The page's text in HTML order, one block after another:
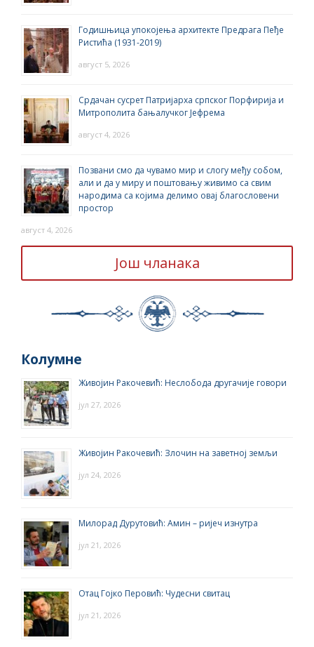
Годишњица упокојења архитекте Предрага Пеђе
Ристића (1931-2019)
август 5, 2026
Срдачан сусрет Патријарха српског Порфирија и
Митрополита бањалучког Јефрема
август 4, 2026
Позвани смо да чувамо мир и слогу међу собом,
али и да у миру и поштовању живимо са свим
народима са којима делимо овај благословени
простор
август 4, 2026
Још чланака
Колумне
Живојин Ракочевић: Неслобода другачије говори
јул 27, 2026
Живојин Ракочевић: Злочин на заветној земљи
јул 24, 2026
Милорад Дурутовић: Амин – ријеч изнутра
јул 21, 2026
Отац Гојко Перовић: Чудесни свитац
јул 21, 2026